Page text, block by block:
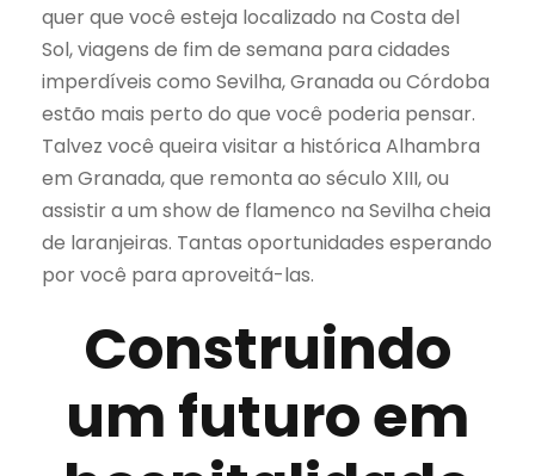
quer que você esteja localizado na Costa del
Sol, viagens de fim de semana para cidades
imperdíveis como Sevilha, Granada ou Córdoba
estão mais perto do que você poderia pensar.
Talvez você queira visitar a histórica Alhambra
em Granada, que remonta ao século XIII, ou
assistir a um show de flamenco na Sevilha cheia
de laranjeiras. Tantas oportunidades esperando
por você para aproveitá-las.
Construindo
um futuro em